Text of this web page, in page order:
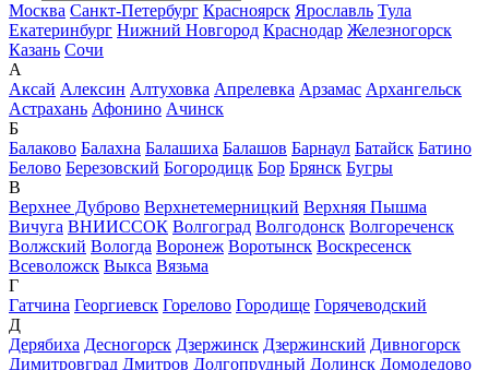
Москва Санкт-Петербург Красноярск Ярославль Тула
Екатеринбург Нижний Новгород Краснодар Железногорск
Казань Сочи
А
Аксай Алексин Алтуховка Апрелевка Арзамас Архангельск
Астрахань Афонино Ачинск
Б
Балаково Балахна Балашиха Балашов Барнаул Батайск Батино
Белово Березовский Богородицк Бор Брянск Бугры
В
Верхнее Дуброво Верхнетемерницкий Верхняя Пышма
Вичуга ВНИИССОК Волгоград Волгодонск Волгореченск
Волжский Вологда Воронеж Воротынск Воскресенск
Всеволожск Выкса Вязьма
Г
Гатчина Георгиевск Горелово Городище Горячеводский
Д
Дерябиха Десногорск Дзержинск Дзержинский Дивногорск
Димитровград Дмитров Долгопрудный Долинск Домодедово